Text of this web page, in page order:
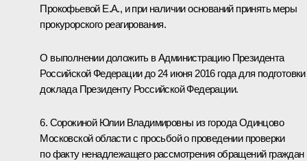
Прокофьевой Е.А., и при наличии оснований принять меры
прокурорского реагирования.
О выполнении доложить в Администрацию Президента
Российской Федерации до 24 июня 2016 года для подготовки
доклада Президенту Российской Федерации.
6. Сорокиной Юлии Владимировны из города Одинцово
Московской области с просьбой о проведении проверки
по факту ненадлежащего рассмотрения обращений граждан